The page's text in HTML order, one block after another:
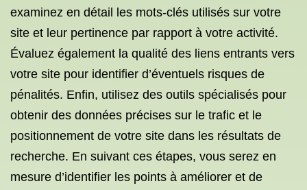
examinez en détail les mots-clés utilisés sur votre
site et leur pertinence par rapport à votre activité.
Évaluez également la qualité des liens entrants vers
votre site pour identifier d’éventuels risques de
pénalités. Enfin, utilisez des outils spécialisés pour
obtenir des données précises sur le trafic et le
positionnement de votre site dans les résultats de
recherche. En suivant ces étapes, vous serez en
mesure d’identifier les points à améliorer et de